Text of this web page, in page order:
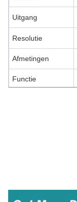
Uitgang
Resolutie
Afmetingen
Functie